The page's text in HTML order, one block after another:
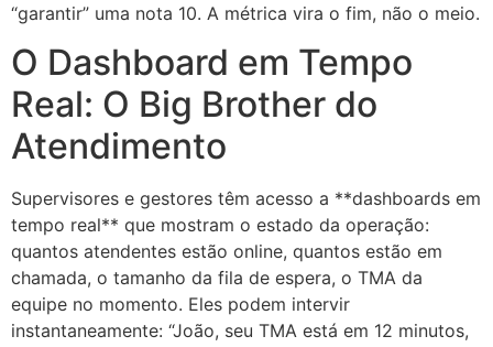
“garantir” uma nota 10. A métrica vira o fim, não o meio.
O Dashboard em Tempo
Real: O Big Brother do
Atendimento
Supervisores e gestores têm acesso a **dashboards em
tempo real** que mostram o estado da operação:
quantos atendentes estão online, quantos estão em
chamada, o tamanho da fila de espera, o TMA da
equipe no momento. Eles podem intervir
instantaneamente: “João, seu TMA está em 12 minutos,